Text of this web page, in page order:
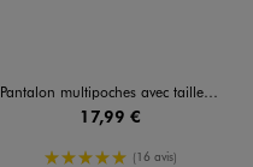
Pantalon multipoches avec taille ajustable bébé garçon - LuluCastagnette
17,99 €
5/5 de moyenne
(16 avis)